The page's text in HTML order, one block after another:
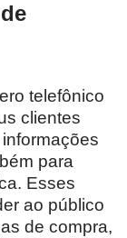
telefônico
clientes
para
Esses
ao público
de compra,